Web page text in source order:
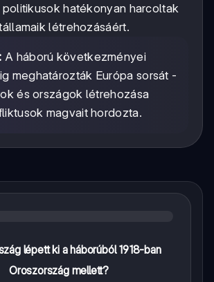
hatékonyan harcoltak
létrehozásáért.
A háború következményei
meghatározták Európa sorsát -
és országok létrehozása
magvait hordozta.
lépett ki a háborúból 1918-ban
Oroszország mellett?